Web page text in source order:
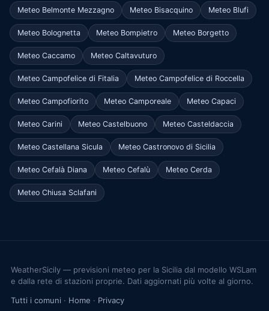
Meteo Belmonte Mezzagno Meteo Bisacquino Meteo Blufi
Meteo Bolognetta Meteo Bompietro Meteo Borgetto
Meteo Caccamo Meteo Caltavuturo
Meteo Campofelice di Fitalia Meteo Campofelice di Roccella
Meteo Campofiorito Meteo Camporeale Meteo Capaci
Meteo Carini Meteo Castelbuono Meteo Casteldaccia
Meteo Castellana Sicula Meteo Castronovo di Sicilia
Meteo Cefalà Diana Meteo Cefalù Meteo Cerda
Meteo Chiusa Sclafani
WeatherSicily — previsioni meteo per la Sicilia dal modello WSLam
e dalla rete di stazioni proprie. Dati aggiornati più volte al giorno.
Tutti i comuni · Home · Privacy